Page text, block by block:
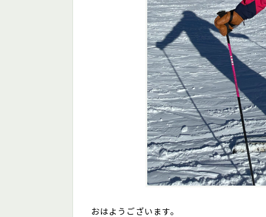
おはようございます。